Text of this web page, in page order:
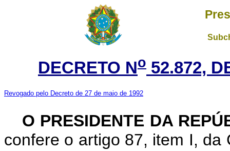
DECRETO No 52.872,
Revogado pelo Decreto de 27 de maio de 1992
O PRESIDENTE DA
confere o artigo 87, item I, da